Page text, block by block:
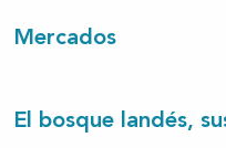
Mercados
El bosque landés,